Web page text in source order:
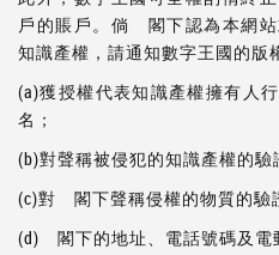
戶的賬戶。倘 閣下認為本網
知識產權，請通知數字王國的版
(a)獲授權代表知識產權擁有人
名；
(b)對聲稱被侵犯的知識產權的驗
(c)對 閣下聲稱侵權的物質的驗
(d) 閣下的地址、電話號碼及電